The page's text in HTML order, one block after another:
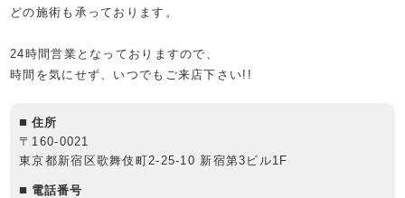
どの施術も承っております。
24時間営業となっておりますので、
時間を気にせず、いつでもご来店下さい!!
住所
〒160-0021
東京都新宿区歌舞伎町2-25-10 新宿第3ビル1F
電話番号